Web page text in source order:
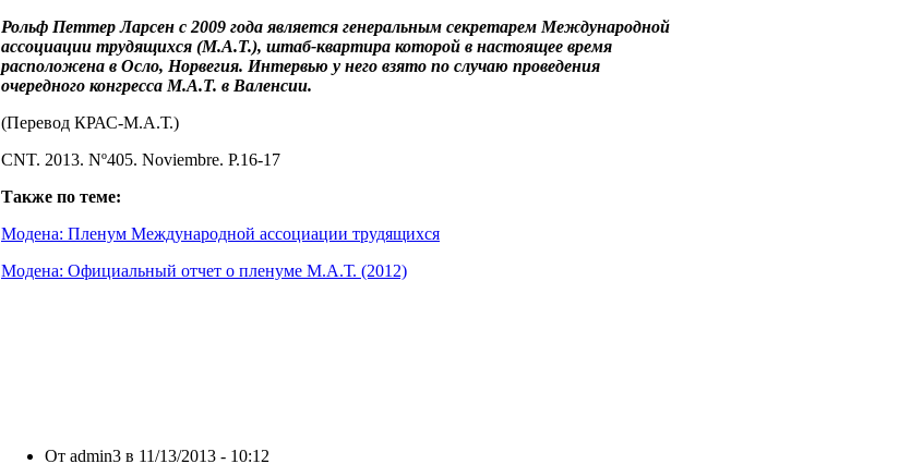
Рольф Петтер Ларсен с 2009 года является генеральным секретарем Международной
ассоциации трудящихся (М.А.Т.), штаб-квартира которой в настоящее время
расположена в Осло, Норвегия. Интервью у него взято по случаю проведения
очередного конгресса М.А.Т. в Валенсии.
(Перевод КРАС-М.А.Т.)
CNT. 2013. Nº405. Noviembre. P.16-17
Также по теме:
Модена: Пленум Международной ассоциации трудящихся
Модена: Официальный отчет о пленуме М.А.Т. (2012)
От admin3 в 11/13/2013 - 10:12